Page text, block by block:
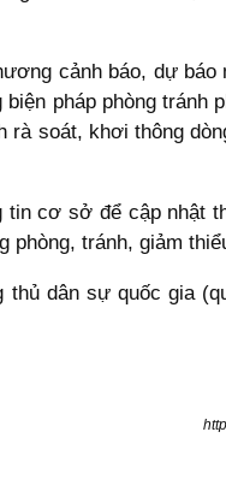
cảnh báo, dự
pháp phòng
soát, khơi thông
cơ sở để cập nhật
phòng, tránh, giảm
dân sự quốc gia